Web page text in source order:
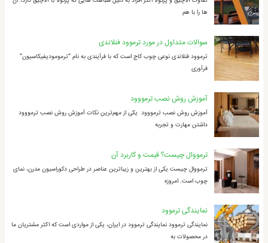
ها را با هم
سوالات متداول در مورد ترموود فنلاندی
ترموود فنلاندی نوعی چوب کاج است که با فرآیندی به نام “ترمومودیفیکاسیون”
فرآوری
آموزش روش نصب ترمووود
آموزش روش نصب ترمووود یکی از مهم‌ترین نکات آموزش روش نصب ترمووود
داشتن مهارت و تجربه
ترمووال چیست؟ قیمت و کاربرد آن
ترمووال چیست یکی از بهترین و زیباترین عناصر در طراحی دکوراسیون مدرن، نمای
چوب است. امروزه
نمایندگی ترموود
نمایندگی ترموود نمایندگی ترموود در ایران، یکی از مواردی است که اکثر مشتریان ما
در محصولات به